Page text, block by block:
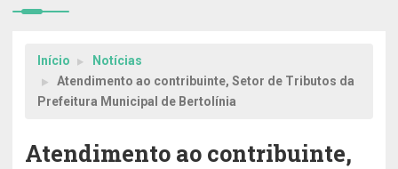
Início
Notícias
Atendimento ao contribuinte, Setor de Tributos da
Prefeitura Municipal de Bertolínia
Atendimento ao contribuinte,